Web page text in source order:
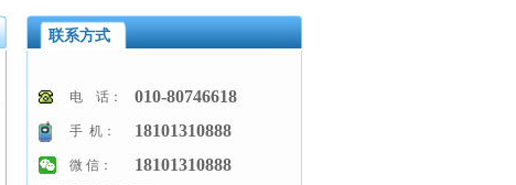
联系方式
电 话： 010-80746618
手 机： 18101310888
微 信： 18101310888